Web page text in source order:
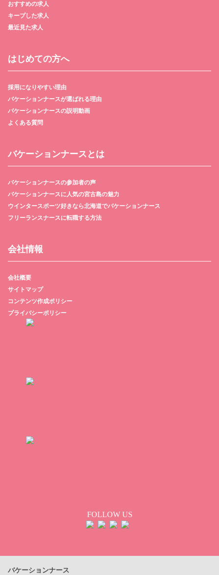
おすすめの求人
キープした求人
最近見た求人
バケーションナースとは
バケーションナースの参加者の声
バケーションナースに人気の宮古島の魅力
ウインタースポーツ好きなら北海道でバケーションナース
フリーランスナースに転職する方法
はじめての方へ
採用になりやすい理由
バケーションナースが選ばれる理由
バケーションナースの説明動画
よくある質問
会社情報
会社概要
サイトマップ
コンテンツ作成ポリシー
プライバシーポリシー
FOLLOW US
バケーションナース